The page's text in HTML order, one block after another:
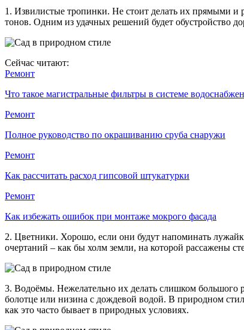
1. Извилистые тропинки. Не стоит делать их прямыми и
тонов. Одним из удачных решений будет обустройство
Сейчас читают:
Ремонт
Что такое магистральные фильтры в системе
Ремонт
Полное руководство по окрашиванию сруба снаружи
Ремонт
Как рассчитать расход гипсовой штукатурки
Ремонт
Как избежать ошибок при монтаже мокрого фасада
2. Цветники. Хорошо, если они будут напоминать
очертаний – как бы холм земли, на которой рассажены
3. Водоёмы. Нежелательно их делать слишком большого
болотце или низина с дождевой водой. В природном
как это часто бывает в природных условиях.